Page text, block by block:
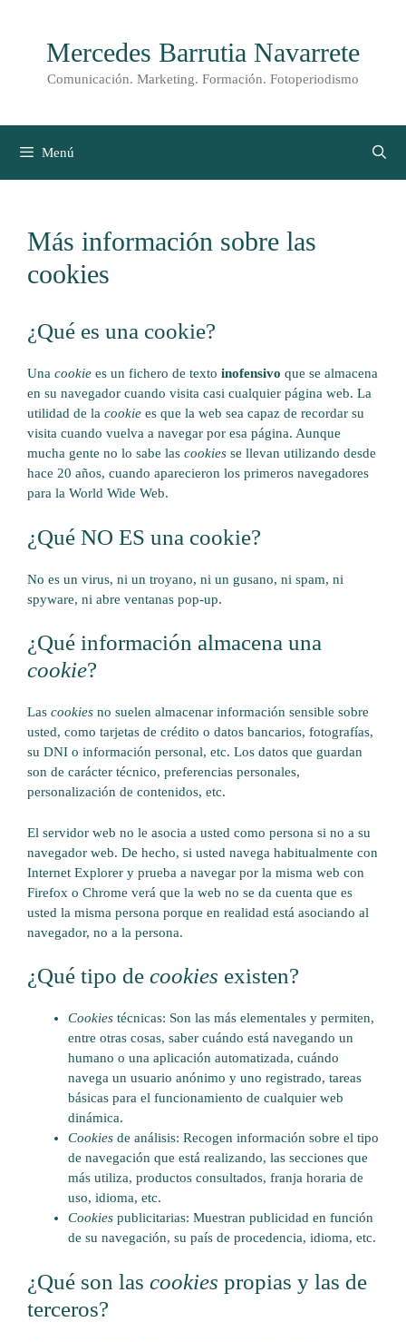
contenidoMercedes Barrutia Navarrete
Comunicación. Marketing. Formación. Fotoperiodismo
Menú
Más información sobre las
cookies
¿Qué es una cookie?
Una cookie es un fichero de texto inofensivo que se almacena
en su navegador cuando visita casi cualquier página web. La
utilidad de la cookie es que la web sea capaz de recordar su
visita cuando vuelva a navegar por esa página. Aunque
mucha gente no lo sabe las cookies se llevan utilizando desde
hace 20 años, cuando aparecieron los primeros navegadores
para la World Wide Web.
¿Qué NO ES una cookie?
No es un virus, ni un troyano, ni un gusano, ni spam, ni
spyware, ni abre ventanas pop-up.
¿Qué información almacena una
cookie?
Las cookies no suelen almacenar información sensible sobre
usted, como tarjetas de crédito o datos bancarios, fotografías,
su DNI o información personal, etc. Los datos que guardan
son de carácter técnico, preferencias personales,
personalización de contenidos, etc.
El servidor web no le asocia a usted como persona si no a su
navegador web. De hecho, si usted navega habitualmente con
Internet Explorer y prueba a navegar por la misma web con
Firefox o Chrome verá que la web no se da cuenta que es
usted la misma persona porque en realidad está asociando al
navegador, no a la persona.
¿Qué tipo de cookies existen?
Cookies técnicas: Son las más elementales y permiten,
entre otras cosas, saber cuándo está navegando un
humano o una aplicación automatizada, cuándo
navega un usuario anónimo y uno registrado, tareas
básicas para el funcionamiento de cualquier web
dinámica.
Cookies de análisis: Recogen información sobre el tipo
de navegación que está realizando, las secciones que
más utiliza, productos consultados, franja horaria de
uso, idioma, etc.
Cookies publicitarias: Muestran publicidad en función
de su navegación, su país de procedencia, idioma, etc.
¿Qué son las cookies propias y las de
terceros?